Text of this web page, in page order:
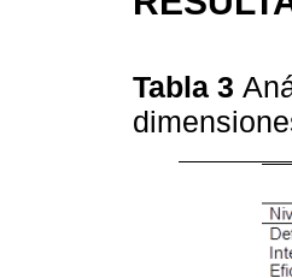
Tabla 3